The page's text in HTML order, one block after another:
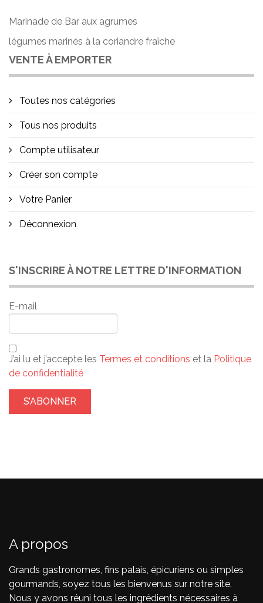
Marinade de Bar aux agrumes
légumes marinés à la coriandre fraîche
VENTE À EMPORTER
Toutes nos catégories
Tous nos produits
Compte utilisateur
Créer son compte
Votre Panier
Déconnexion
S'INSCRIRE À NOTRE LETTRE D'INFORMATION
E-mail
J’ai lu et j’accepte les Termes et conditions et la Politique
de confidentialité
A propos
Grands gastronomes, fins palais, épicuriens ou simples
gourmands, soyez tous les bienvenus sur notre site.
Nous y avons réuni tous les ingrédients nécessaires à